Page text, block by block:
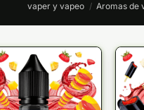
vaper y vapeo / Aromas de